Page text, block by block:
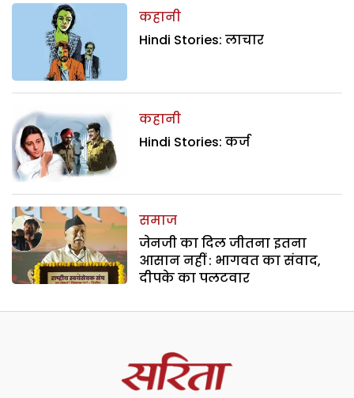
कहानी
Hindi Stories: लाचार
कहानी
Hindi Stories: कर्ज
समाज
जेनजी का दिल जीतना इतना
आसान नहीं : भागवत का संवाद,
दीपके का पलटवार